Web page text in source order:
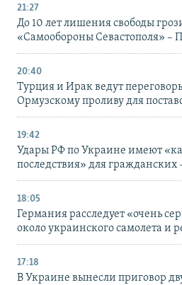
21:27
До 10 лет лишения свободы
«Самообороны Севастополя» –
20:40
Турция и Ирак ведут
Ормузскому проливу для
19:42
Удары РФ по Украине имеют
последствия» для
18:05
Германия расследует «очень
около украинского самолета и
17:18
В Украине вынесли приговор